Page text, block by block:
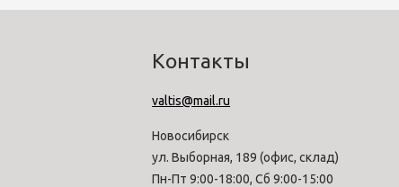
Контакты
valtis@mail.ru
Новосибирск
ул. Выборная, 189 (офис, склад)
Пн-Пт 9:00-18:00, Сб 9:00-15:00